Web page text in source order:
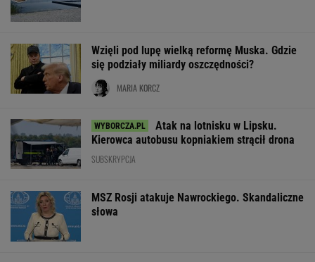
Wzięli pod lupę wielką reformę Muska. Gdzie
się podziały miliardy oszczędności?
MARIA KORCZ
Atak na lotnisku w Lipsku.
Kierowca autobusu kopniakiem strącił drona
SUBSKRYPCJA
MSZ Rosji atakuje Nawrockiego. Skandaliczne
słowa